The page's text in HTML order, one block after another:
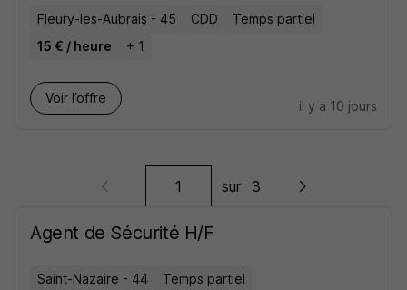
Fleury-les-Aubrais - 45 CDD
Temps partiel
15 € / heure
+ 1
Voir l’offre
il y a 10 jours
sur 3
Agent de Sécurité H/F
Saint-Nazaire - 44 Temps partiel